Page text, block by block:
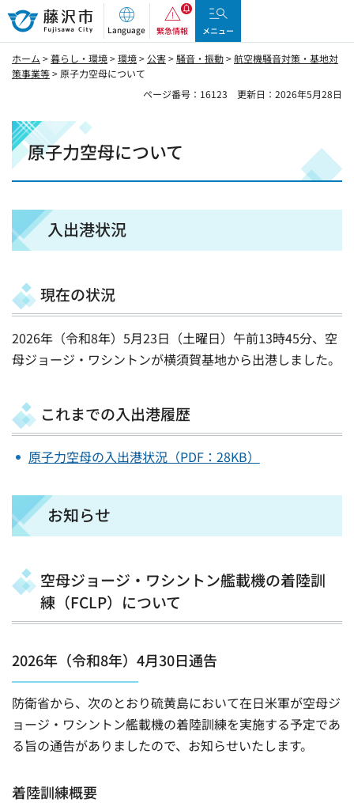
藤沢市
Language 緊急情報 メニュー
ホーム >暮らし・環境>環境>公害>騒音・振動>航空機騒音対策・基地対
策事業等> 原子力空母について
ページ番号：16123
更新日：2026年5月28日
原子力空母について
入出港状況
現在の状況
2026年（令和8年）5月23日（土曜日）午前13時45分、空
母ジョージ・ワシントンが横須賀基地から出港しました。
これまでの入出港履歴
原子力空母の入出港状況（PDF：28KB）
お知らせ
空母ジョージ・ワシントン艦載機の着陸訓
練（FCLP）について
2026年（令和8年）4月30日通告
防衛省から、次のとおり硫黄島において在日米軍が空母ジ
ョージ・ワシントン艦載機の着陸訓練を実施する予定であ
る旨の通告がありましたので、お知らせいたします。
着陸訓練概要